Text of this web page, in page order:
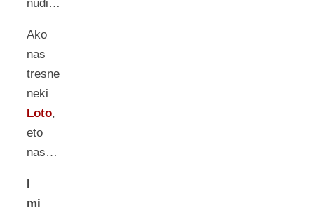
nudi…
Ako
nas
tresne
neki
Loto,
eto
nas…
I
mi